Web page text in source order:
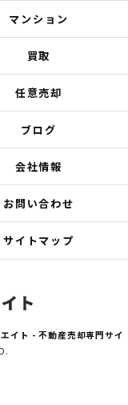
マンション
買取
任意売却
ブログ
会社情報
お問い合わせ
サイトマップ
イト - 不動産売却専門サイ